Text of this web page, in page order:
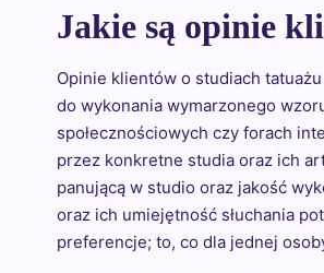
Jakie są opinie
Opinie klientów o studiach
do wykonania wymarzonego
społecznościowych czy forach
przez konkretne studia oraz ich
panującą w studio oraz jakość
oraz ich umiejętność słuchania
preferencje; to, co dla jednej